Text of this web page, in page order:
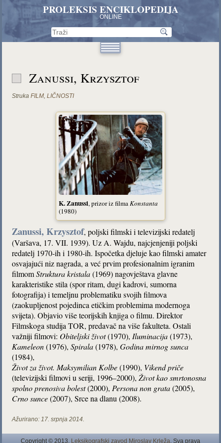
PROLEKSIS ENCIKLOPEDIJA
ONLINE
Zanussi, Krzysztof
Struka FILM,LIČNOSTI
K. Zanussi, prizor iz filmaKonstanta
(1980)
Zanussi, Krzysztof, poljski filmski i televizijski redatelj
(Varšava, 17. VII. 1939). Uz A. Wajdu, najcjenjeniji poljski
redatelj 1970-ih i 1980-ih. Ispočetka djeluje kao filmski amater
osvajajući niz nagrada, a već prvim profesionalnim igranim
filmomStruktura kristala(1969) nagovještava glavne
karakteristike stila (spor ritam, dugi kadrovi, sumorna
fotografija) i temeljnu problematiku svojih filmova
(zaokupljenost pojedinca etičkim problemima modernoga
svijeta). Objavio više teorijskih knjiga o filmu. Direktor
Filmskoga studija TOR, predavač na više fakulteta. Ostali
važniji filmovi: Obiteljski život(1970),Iluminacija(1973),
Kameleon(1976),Spirala(1978),Godina mirnog sunca
(1984),
Život za život. Maksymilian Kolbe(1990), Vikend priče
(televizijski filmovi u seriji, 1996–2000),Život kao smrtonosna
spolno prenosiva bolest(2000),Persona non grata(2005),
Crno sunce(2007), Srce na dlanu (2008).
Ažurirano: 17. srpnja 2014.
Copyright © 2013. Leksikografski zavod Miroslav Krleža. Sva prava